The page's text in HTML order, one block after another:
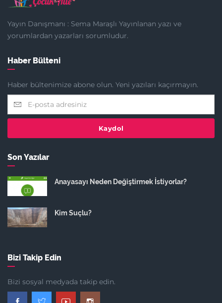
Yayın Danışmanı : Sema Maraşlı Yayınlanan yazı ve
yorumlardan yazarları sorumludur.
Haber Bülteni
Haber bültenimize abone olun. Yeni yazıları kaçırmayın.
Kaydol
Son Yazılar
Anayasayı Neden Değiştirmek İstiyorlar?
Kim Suçlu?
Bizi Takip Edin
Bizi sosyal medyada takip edin.